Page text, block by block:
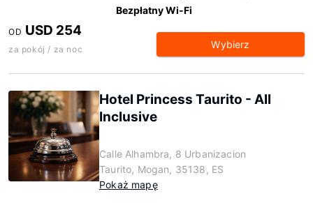
Bezpłatny Wi-Fi
OD USD 254
za pokój / za noc Wybierz
Hotel Princess Taurito - All
Inclusive
Calle Alhambra, 8 Urbanizacion
Taurito, Mogan, 35138, ES
Pokaż mapę